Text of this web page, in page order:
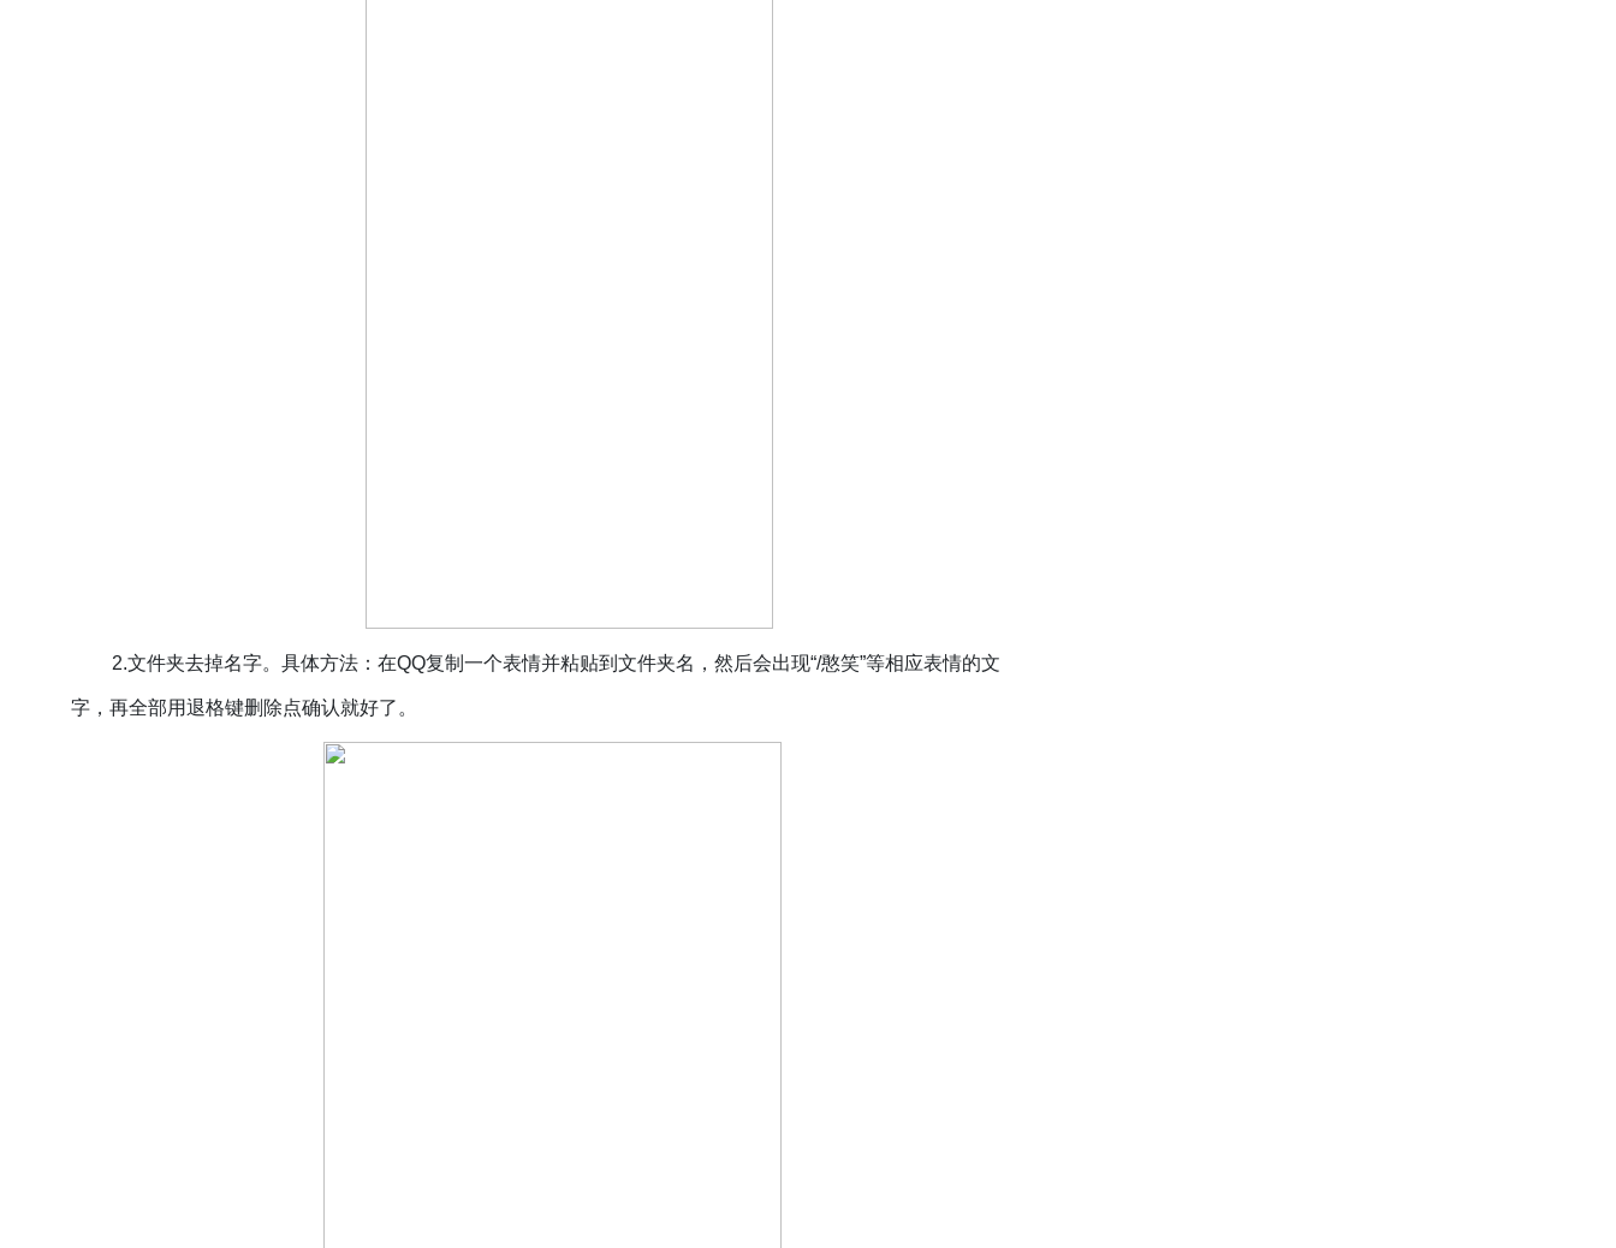
2.文件夹去掉名字。具体方法：在QQ复制一个表情并粘贴到文件夹名，然后会出现“/憨笑”等相应表情的文
字，再全部用退格键删除点确认就好了。